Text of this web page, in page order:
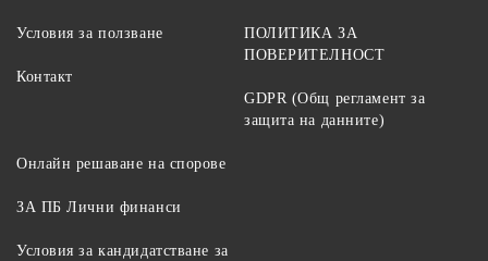
Условия за ползване
Контакт
ПОЛИТИКА ЗА
ПОВЕРИТЕЛНОСТ
GDPR (Общ регламент за
защита на данните)
Онлайн решаване на спорове
ЗА ПБ Лични финанси
Условия за кандидатстване за